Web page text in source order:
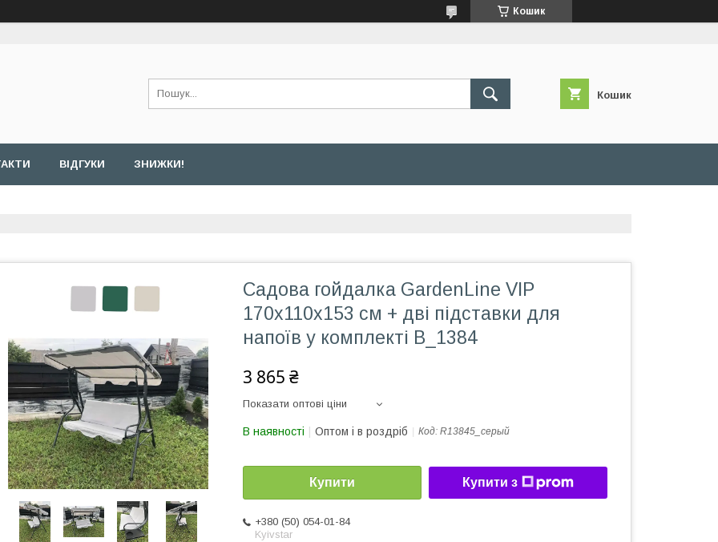
Кошик
Кошик
ВІДГУКИ ЗНИЖКИ!
Садова гойдалка GardenLine VIP
170х110х153 см + дві підставки для
напоїв у комплекті B_1384
3 865 ₴
Показати оптові ціни
В наявності Оптом і в роздріб Код: R13845_серый
Купити Купити з
+380 (50) 054-01-84
Kyivstar